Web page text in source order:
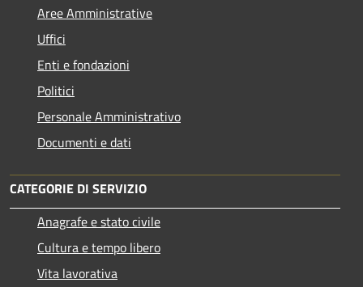
Aree Amministrative
Uffici
Enti e fondazioni
Politici
Personale Amministrativo
Documenti e dati
CATEGORIE DI SERVIZIO
Anagrafe e stato civile
Cultura e tempo libero
Vita lavorativa